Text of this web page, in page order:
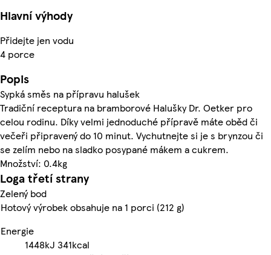
Hlavní výhody
Přidejte jen vodu
4 porce
Popis
Sypká směs na přípravu halušek
Tradiční receptura na bramborové Halušky Dr. Oetker pro
celou rodinu. Díky velmi jednoduché přípravě máte oběd či
večeři připravený do 10 minut. Vychutnejte si je s brynzou či
se zelím nebo na sladko posypané mákem a cukrem.
Množství: 0.4kg
Loga třetí strany
Zelený bod
Hotový výrobek obsahuje na 1 porci (212 g)
Energie
1448kJ 341kcal